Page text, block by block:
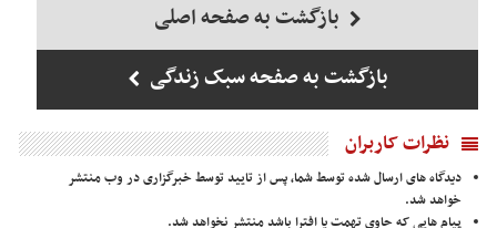
بازگشت به صفحه اصلی
بازگشت به صفحه سبک زندگی
نظرات کاربران
دیدگاه های ارسال شده توسط شما، پس از تایید توسط خبرگزاری در وب منتشر
خواهد شد.
پیام هایی که حاوی تهمت یا افترا باشد منتشر نخواهد شد.